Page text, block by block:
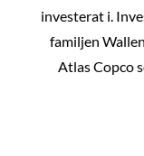
investerat i.
familjen
Atlas Copco